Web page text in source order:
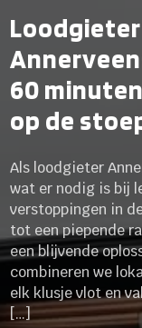
Loodgieter
60
op de
Als loodgieter
wat er nodig is bij
verstoppingen in
tot een piepende
een blijvende
combineren we
elk klusje vlot en
[…]